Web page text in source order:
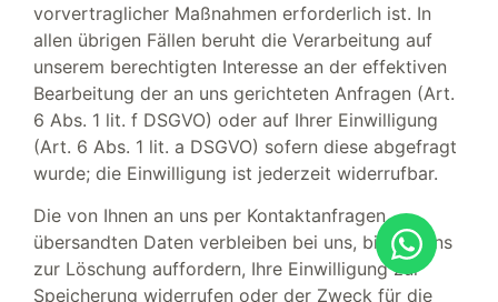
vorvertraglicher Maßnahmen erforderlich ist. In
allen übrigen Fällen beruht die Verarbeitung auf
unserem berechtigten Interesse an der effektiven
Bearbeitung der an uns gerichteten Anfragen (Art.
6 Abs. 1 lit. f DSGVO) oder auf Ihrer Einwilligung
(Art. 6 Abs. 1 lit. a DSGVO) sofern diese abgefragt
wurde; die Einwilligung ist jederzeit widerrufbar.
Die von Ihnen an uns per Kontaktanfragen
übersandten Daten verbleiben bei uns, bis Sie uns
zur Löschung auffordern, Ihre Einwilligung zur
Speicherung widerrufen oder der Zweck für die